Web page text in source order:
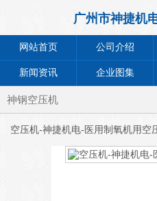
广州市神捷机
网站首页 公司介绍
新闻资讯 企业图集
神钢空压机
空压机-神捷机电-医用制氧机用空